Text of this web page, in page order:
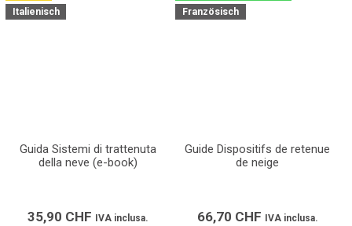
Italienisch
Guida Sistemi di trattenuta
della neve (e-book)
35,90 CHF IVA inclusa.
Französisch
Guide Dispositifs de retenue
de neige
66,70 CHF IVA inclusa.